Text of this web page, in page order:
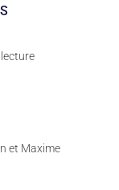
lecture
et Maxime